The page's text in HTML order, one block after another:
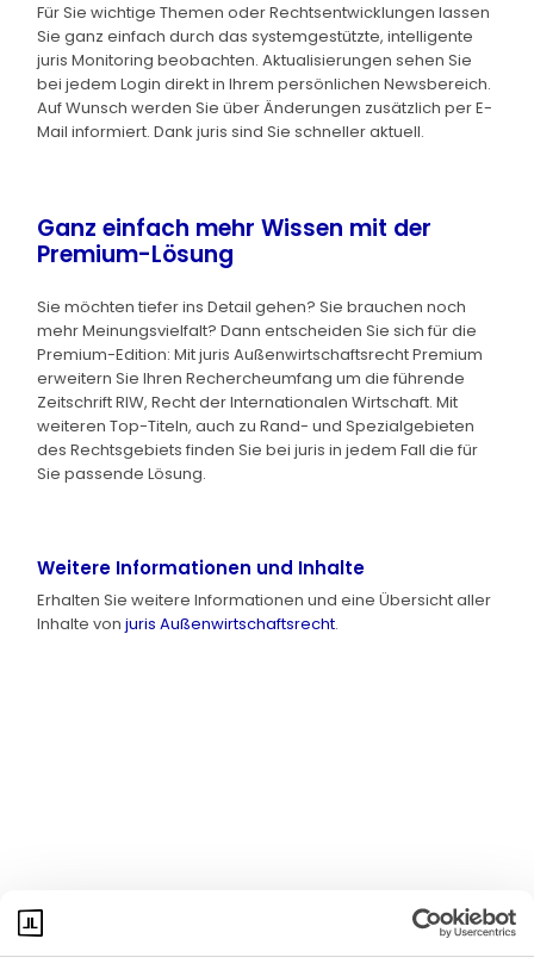
Für Sie wichtige Themen oder Rechtsentwicklungen lassen
Sie ganz einfach durch das systemgestützte, intelligente
juris Monitoring beobachten. Aktualisierungen sehen Sie
bei jedem Login direkt in Ihrem persönlichen Newsbereich.
Auf Wunsch werden Sie über Änderungen zusätzlich per E-
Mail informiert. Dank juris sind Sie schneller aktuell.
Ganz einfach mehr Wissen mit der
Premium-Lösung
Sie möchten tiefer ins Detail gehen? Sie brauchen noch
mehr Meinungsvielfalt? Dann entscheiden Sie sich für die
Premium-Edition: Mit juris Außenwirtschaftsrecht Premium
erweitern Sie Ihren Rechercheumfang um die führende
Zeitschrift RIW, Recht der Internationalen Wirtschaft. Mit
weiteren Top-Titeln, auch zu Rand- und Spezialgebieten
des Rechtsgebiets finden Sie bei juris in jedem Fall die für
Sie passende Lösung.
Weitere Informationen und Inhalte
Erhalten Sie weitere Informationen und eine Übersicht aller
Inhalte von juris Außenwirtschaftsrecht.